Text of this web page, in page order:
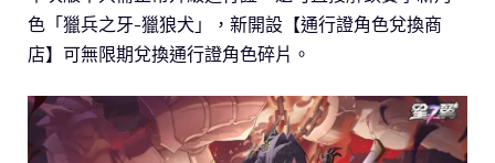
色「獵兵之牙-獵狼犬」，新開設【通行證角色兌換商
店】可無限期兌換通行證角色碎片。